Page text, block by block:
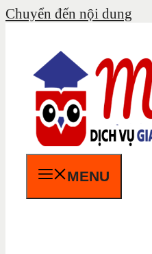
Chuyển đến nội dung
MENU